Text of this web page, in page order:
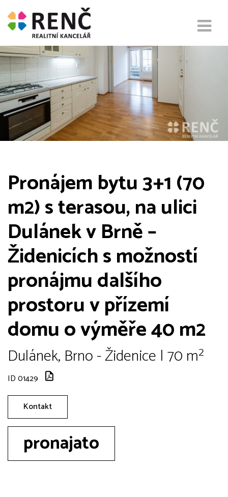
Pronájem bytu 3+1 (70
m2) s terasou, na ulici
Dulánek v Brně –
Židenicích s možností
pronájmu dalšího
prostoru v přízemí
domu o výměře 40 m2
Dulánek, Brno - Židenice | 70 m²
ID 01429
Kontakt
pronajato